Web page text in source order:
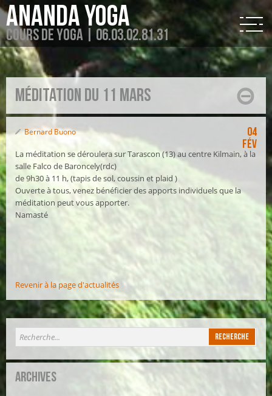
Ananda Yoga
Cours de Yoga | 06.03.02.81.31
Méditation du 11 mars
Bernard Buono
04
Fév
La méditation se déroulera sur Tarascon (13) au centre Kilmain, à la
salle Falco de Baroncely(rdc)
de 9h30 à 11 h, (tapis de sol, coussin et plaid )
Ouverte à tous, venez bénéficier des apports individuels que la
méditation peut vous apporter.
Namasté
Revenir à la page d'actualités
Archives